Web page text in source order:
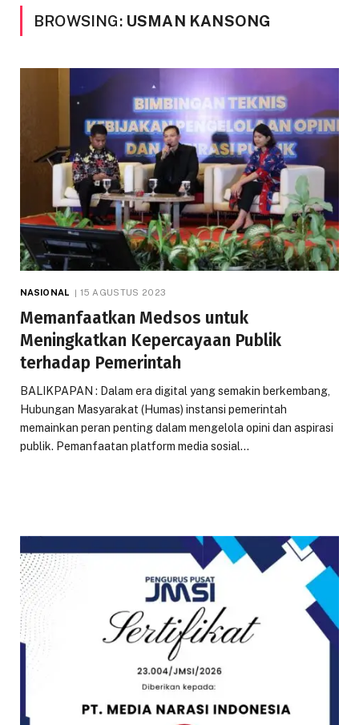
BROWSING: USMAN KANSONG
NASIONAL 15 AGUSTUS 2023
Memanfaatkan Medsos untuk
Meningkatkan Kepercayaan Publik
terhadap Pemerintah
BALIKPAPAN : Dalam era digital yang semakin berkembang,
Hubungan Masyarakat (Humas) instansi pemerintah
memainkan peran penting dalam mengelola opini dan aspirasi
publik. Pemanfaatan platform media sosial…